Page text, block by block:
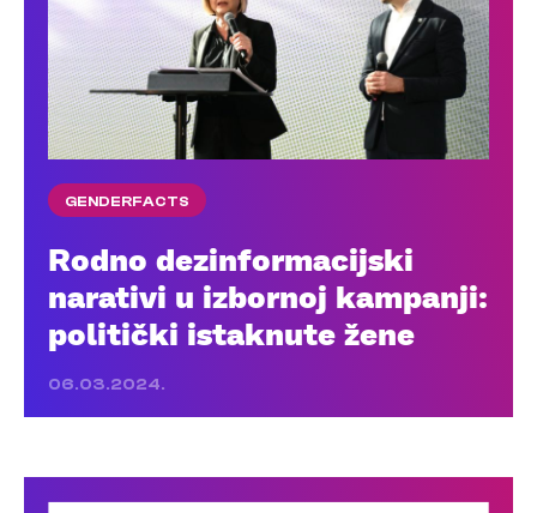
GENDERFACTS
Rodno dezinformacijski
narativi u izbornoj kampanji:
politički istaknute žene
06.03.2024.